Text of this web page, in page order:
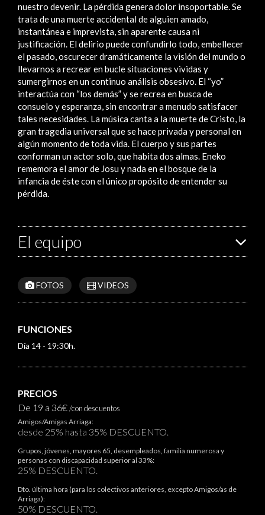
nuestro devenir. La pérdida genera dolor insoportable. Se
trata de una muerte accidental de alguien amado,
instantánea e imprevista, sin aparente causa ni
justificación. El delirio puede confundirlo todo, embellecer
el pasado, oscurecer dramáticamente la visión del mundo o
llevarnos a recrear en bucle situaciones vividas y
sumergirnos en un continuo análisis obsesivo. El “yo”
interactúa con “los demás” y se recrea en busca de
consuelo y esperanza, sin encontrar a menudo satisfacer
tales necesidades. La música canta a la muerte de Cristo, la
gran tragedia universal que se hace privada y personal en
algún momento de toda vida. El cuerpo y sus partes
conforman un actor solo, que habita dos almas. Eneko
rememora el amor de Josu y nada en el bosque de la
infancia de éste con el único propósito de entender su
pérdida.
El equipo
FOTOS VIDEOS
FUNCIONES
Día 14 - 19:30h.
PRECIOS
De 19 a 36€/con descuentos
Amigos/Amigas Arriaga:
desde 25% hasta 35% DESCUENTO.
Grupos, jóvenes, mayores 65, desempleados, familia numerosa y
personas con discapacidad superior al 33%:
25% DESCUENTO.
Dto. última hora (para los colectivos anteriores, excepto Amigos/as de
Arriaga):
50% DESCUENTO.